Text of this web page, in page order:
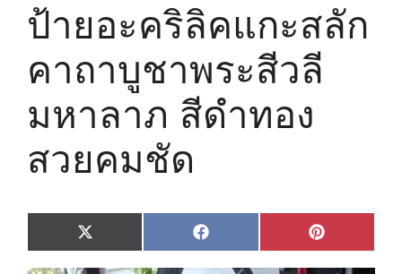
ป้ายอะคริลิคแกะสลัก
คาถาบูชาพระสีวลี
มหาลาภ สีดำทอง
สวยคมชัด
Share
on
X
(
T
Share
on
F
a
c
Share
on
P
i
n